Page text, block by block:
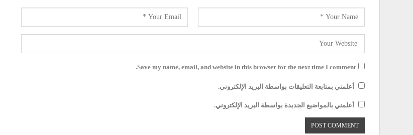
Save my name, email, and website in this browser for the next time I comment.
أعلمني بمتابعة التعليقات بواسطة البريد الإلكتروني.
أعلمني بالمواضيع الجديدة بواسطة البريد الإلكتروني.